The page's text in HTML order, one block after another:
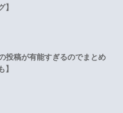
】
投稿が有能すぎるのでまとめ